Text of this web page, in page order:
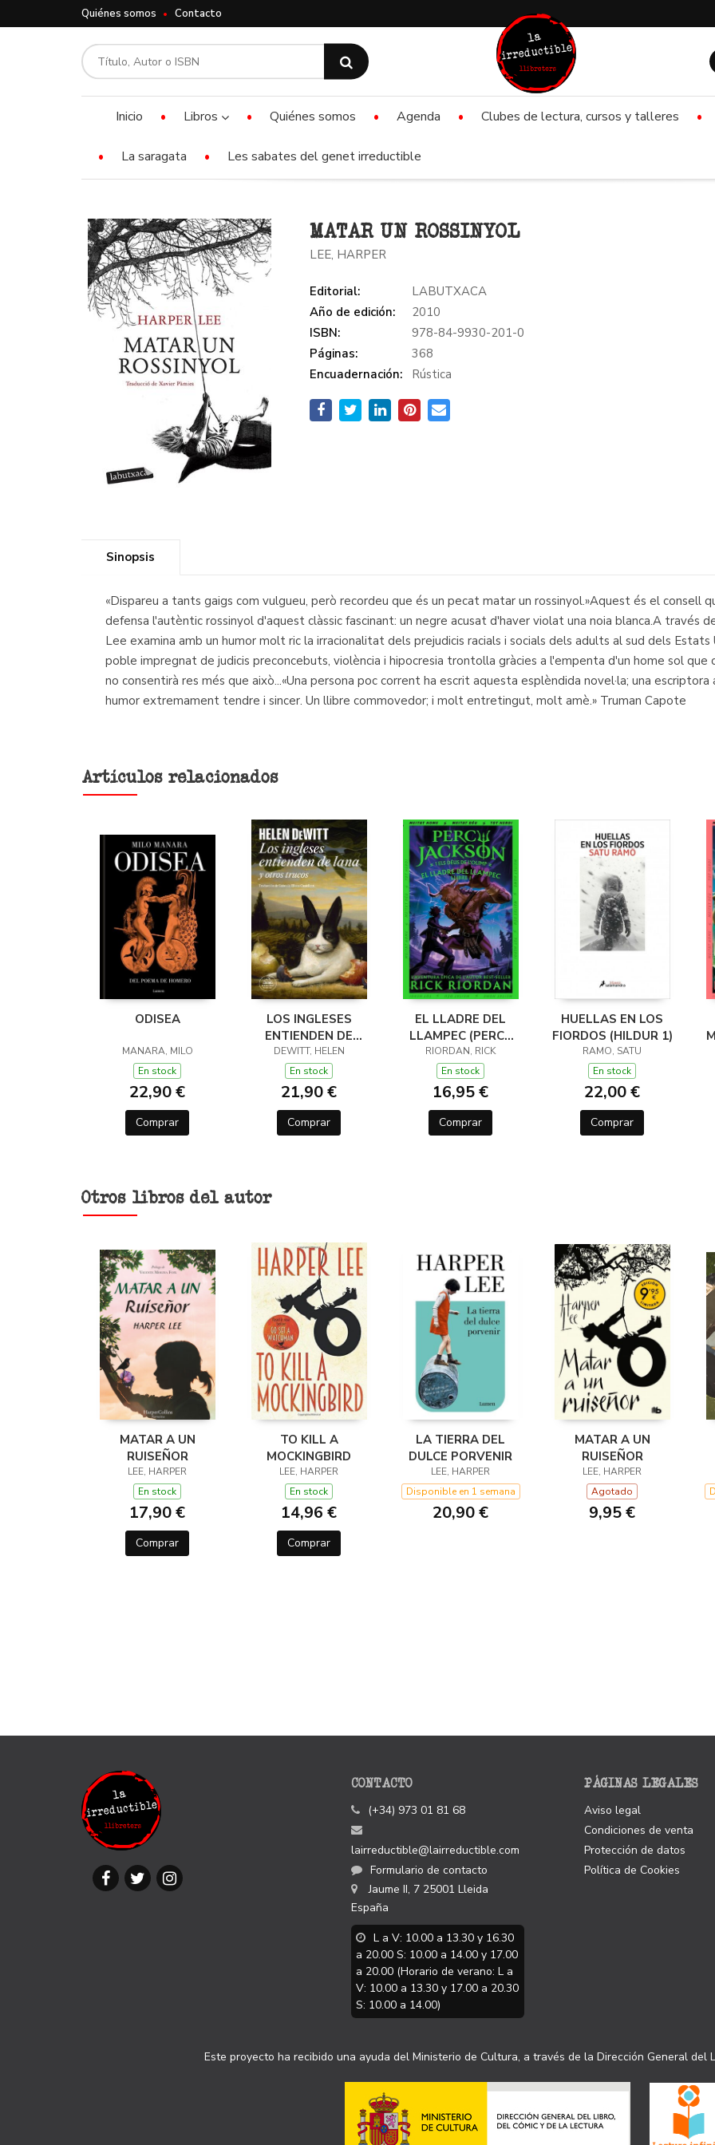
Quiénes somos Contacto
Inicio Libros Quiénes somos Agenda Clubes de lectura, cursos y talleres
La saragata Les sabates del genet irreductible
MATAR UN ROSSINYOL
LEE, HARPER
Editorial:
LABUTXACA
Año de edición:
2010
ISBN:
978-84-9930-201-0
Páginas:
368
Encuadernación:
Rústica
Sinopsis
«Dispareu a tants gaigs com vulgueu, però recordeu que és un pecat matar un rossinyol.»Aquest és el consell
defensa l'autèntic rossinyol d'aquest clàssic fascinant: un negre acusat d'haver violat una noia blanca.A través
Lee examina amb un humor molt ric la irracionalitat dels prejudicis racials i socials dels adults al sud dels
poble impregnat de judicis preconcebuts, violència i hipocresia trontolla gràcies a l'empenta d'un home sol
no consentirà res més que això...«Una persona poc corrent ha escrit aquesta esplèndida novel·la; una
humor extremament tendre i sincer. Un llibre commovedor; i molt entretingut, molt amè.» Truman Capote
Artículos relacionados
ODISEA
MANARA, MILO
En stock
22,90 €
Comprar
LOS INGLESES
ENTIENDEN DE
LANA (Y OTROS
TRUCOS)
DEWITT, HELEN
En stock
21,90 €
Comprar
EL LLADRE DEL
LLAMPEC (PERCY
JACKSON I ELS
DÉUS DE L'OLIMP 1)
RIORDAN, RICK
En stock
16,95 €
Comprar
HUELLAS EN LOS
FIORDOS (HILDUR 1)
RAMO, SATU
En stock
22,00 €
Comprar
Otros libros del autor
MATAR A UN
RUISEÑOR
LEE, HARPER
En stock
17,90 €
Comprar
TO KILL A
MOCKINGBIRD
LEE, HARPER
En stock
14,96 €
Comprar
LA TIERRA DEL
DULCE PORVENIR
LEE, HARPER
Disponible en 1 semana
20,90 €
MATAR A UN
RUISEÑOR
LEE, HARPER
Agotado
9,95 €
CONTACTO
(+34) 973 01 81 68
lairreductible@lairreductible.com
Formulario de contacto
Jaume II, 7 25001 Lleida
España
L a V: 10.00 a 13.30 y 16.30
a 20.00 S: 10.00 a 14.00 y 17.00
a 20.00 (Horario de verano: L a
V: 10.00 a 13.30 y 17.00 a 20.30
S: 10.00 a 14.00)
PÁGINAS LEGALES
Aviso legal
Condiciones de venta
Protección de datos
Política de Cookies
Este proyecto ha recibido una ayuda del Ministerio de Cultura, a través de la Dirección General del